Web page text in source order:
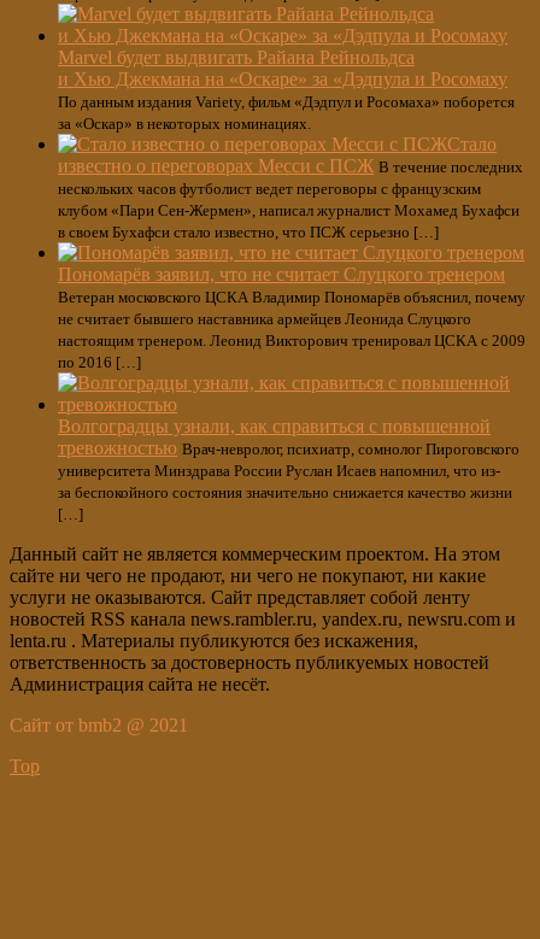
Marvel будет выдвигать Райана Рейнольдса
и Хью Джекмана на «Оскаре» за «Дэдпула и Росомаху
По данным издания Variety, фильм «Дэдпул и Росомаха» поборется
за «Оскар» в некоторых номинациях.
Стало
известно о переговорах Месси с ПСЖ В течение последних
нескольких часов футболист ведет переговоры с французским
клубом «Пари Сен-Жермен», написал журналист Мохамед Бухафси
в своем Бухафси стало известно, что ПСЖ серьезно […]
Пономарёв заявил, что не считает Слуцкого тренером
Ветеран московского ЦСКА Владимир Пономарёв объяснил, почему
не считает бывшего наставника армейцев Леонида Слуцкого
настоящим тренером. Леонид Викторович тренировал ЦСКА с 2009
по 2016 […]
Волгоградцы узнали, как справиться с повышенной
тревожностью Врач-невролог, психиатр, сомнолог Пироговского
университета Минздрава России Руслан Исаев напомнил, что из-
за беспокойного состояния значительно снижается качество жизни
[…]
Данный сайт не является коммерческим проектом. На этом
сайте ни чего не продают, ни чего не покупают, ни какие
услуги не оказываются. Сайт представляет собой ленту
новостей RSS канала news.rambler.ru, yandex.ru, newsru.com и
lenta.ru . Материалы публикуются без искажения,
ответственность за достоверность публикуемых новостей
Администрация сайта не несёт.
Сайт от bmb2 @ 2021
Top